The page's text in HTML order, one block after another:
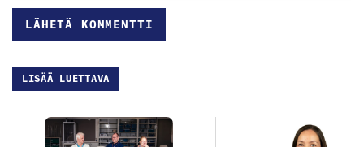
LISÄÄ LUETTAVA